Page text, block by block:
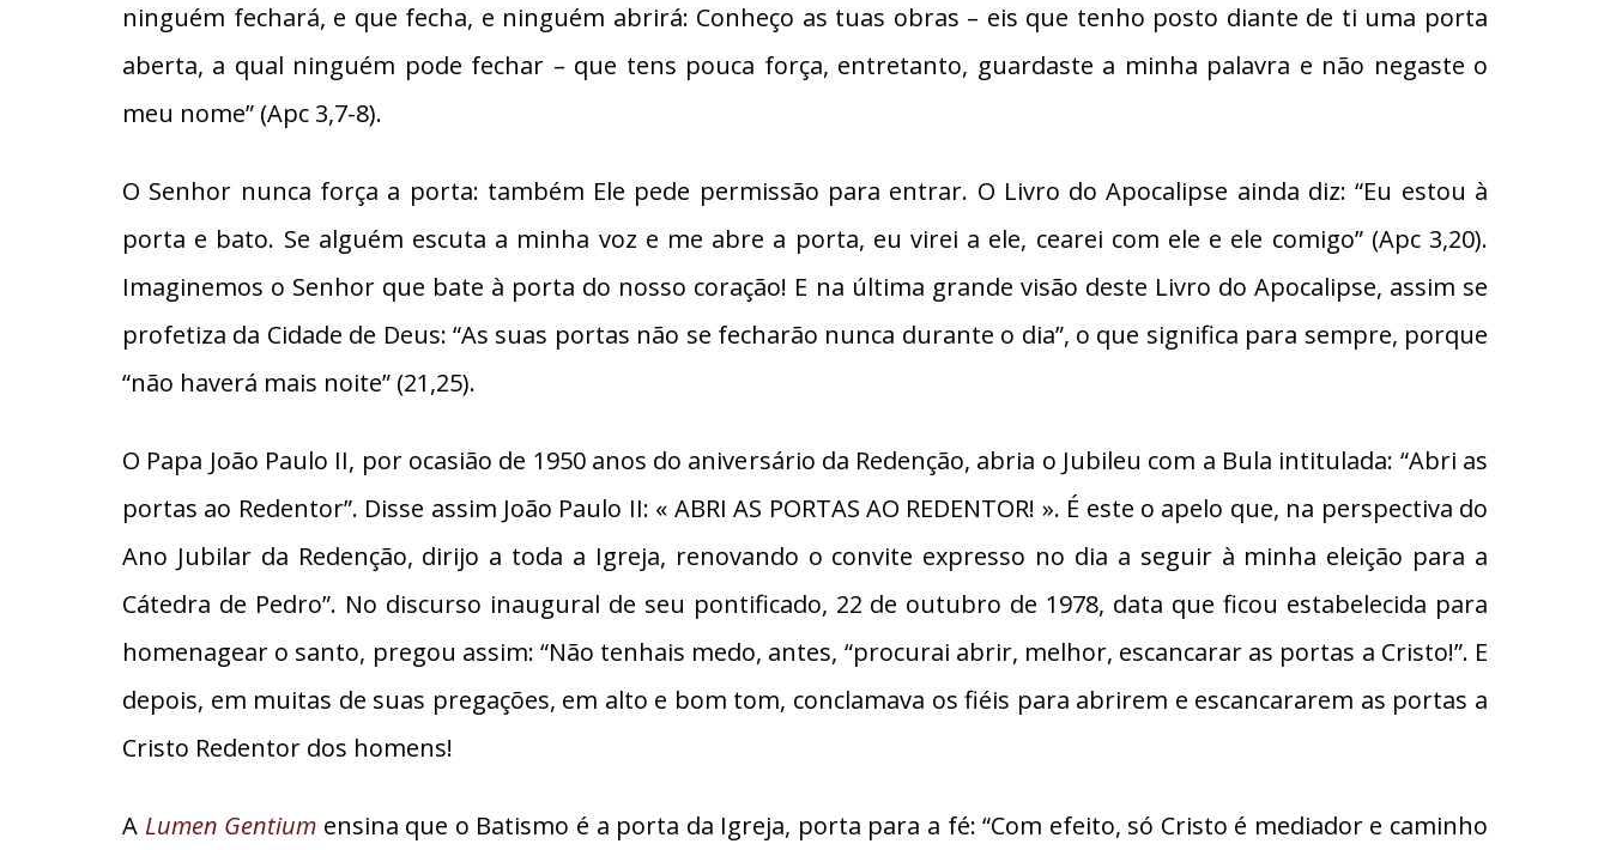
ninguém fechará, e que fecha, e ninguém abrirá: Conheço as tuas obras – eis que tenho posto diante de ti uma porta
aberta, a qual ninguém pode fechar – que tens pouca força, entretanto, guardaste a minha palavra e não negaste o
meu nome” (Apc 3,7-8).
O Senhor nunca força a porta: também Ele pede permissão para entrar. O Livro do Apocalipse ainda diz: “Eu estou à
porta e bato. Se alguém escuta a minha voz e me abre a porta, eu virei a ele, cearei com ele e ele comigo” (Apc 3,20).
Imaginemos o Senhor que bate à porta do nosso coração! E na última grande visão deste Livro do Apocalipse, assim se
profetiza da Cidade de Deus: “As suas portas não se fecharão nunca durante o dia”, o que significa para sempre, porque
“não haverá mais noite” (21,25).
O Papa João Paulo II, por ocasião de 1950 anos do aniversário da Redenção, abria o Jubileu com a Bula intitulada: “Abri as
portas ao Redentor”. Disse assim João Paulo II: « ABRI AS PORTAS AO REDENTOR! ». É este o apelo que, na perspectiva do
Ano Jubilar da Redenção, dirijo a toda a Igreja, renovando o convite expresso no dia a seguir à minha eleição para a
Cátedra de Pedro”. No discurso inaugural de seu pontificado, 22 de outubro de 1978, data que ficou estabelecida para
homenagear o santo, pregou assim: “Não tenhais medo, antes, “procurai abrir, melhor, escancarar as portas a Cristo!”. E
depois, em muitas de suas pregações, em alto e bom tom, conclamava os fiéis para abrirem e escancararem as portas a
Cristo Redentor dos homens!
A Lumen Gentium ensina que o Batismo é a porta da Igreja, porta para a fé: “Com efeito, só Cristo é mediador e caminho